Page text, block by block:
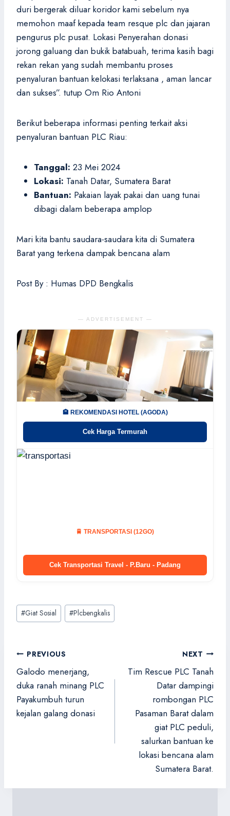
duri bergerak diluar koridor kami sebelum nya
memohon maaf kepada team resque plc dan jajaran
pengurus plc pusat. Lokasi Penyerahan donasi
jorong galuang dan bukik batabuah, terima kasih bagi
rekan rekan yang sudah membantu proses
penyaluran bantuan kelokasi terlaksana , aman lancar
dan sukses”. tutup Om Rio Antoni
Berikut beberapa informasi penting terkait aksi
penyaluran bantuan PLC Riau:
Tanggal: 23 Mei 2024
Lokasi: Tanah Datar, Sumatera Barat
Bantuan: Pakaian layak pakai dan uang tunai
dibagi dalam beberapa amplop
Mari kita bantu saudara-saudara kita di Sumatera
Barat yang terkena dampak bencana alam
Post By : Humas DPD Bengkalis
— ADVERTISEMENT —
🏨 REKOMENDASI HOTEL (AGODA)
Cek Harga Termurah
🚆 TRANSPORTASI (12GO)
Cek Transportasi Travel - P.Baru - Padang
Post
Tags:
#Giat Sosial #Plcbengkalis
Navigasi
pos
PREVIOUS
Galodo menerjang,
duka ranah minang PLC
Payakumbuh turun
kejalan galang donasi
NEXT
Tim Rescue PLC Tanah
Datar dampingi
rombongan PLC
Pasaman Barat dalam
giat PLC peduli,
salurkan bantuan ke
lokasi bencana alam
Sumatera Barat.